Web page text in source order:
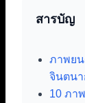
สารบัญ
ภาพย
จินตนา
10 ภา